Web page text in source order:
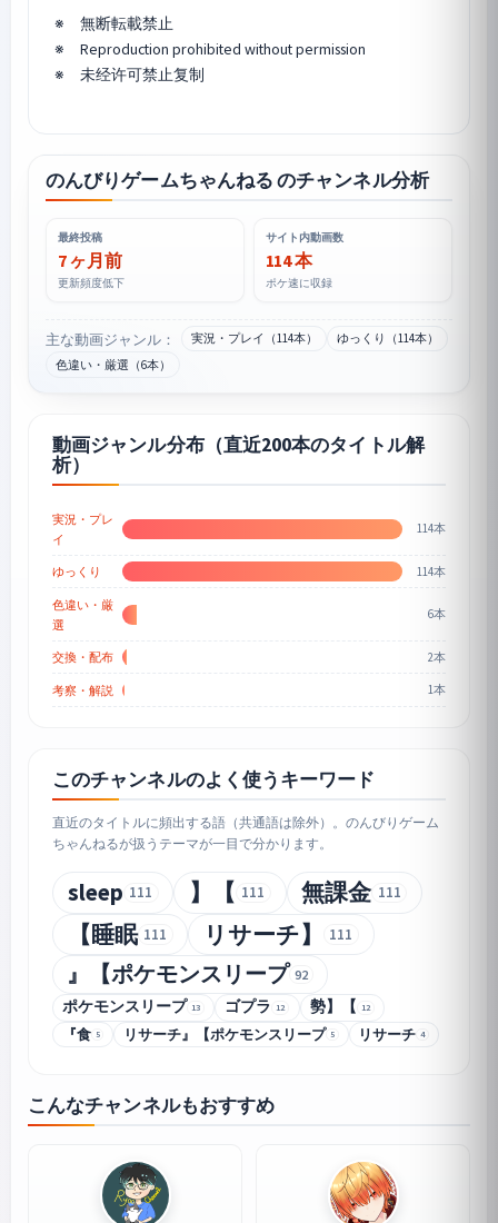
※ 無断転載禁止
※ Reproduction prohibited without permission
※ 未经许可禁止复制
のんびりゲームちゃんねる のチャンネル分析
最終投稿
7 ヶ月前
更新頻度低下
サイト内動画数
114 本
ポケ速に収録
主な動画ジャンル： 実況・プレイ（114本）
ゆっくり（114本）
色違い・厳選（6本）
動画ジャンル分布（直近200本のタイトル解
析）
実況・プレ
イ
114本
ゆっくり 114本
色違い・厳
選
6本
交換・配布 2本
考察・解説 1本
このチャンネルのよく使うキーワード
直近のタイトルに頻出する語（共通語は除外）。のんびりゲーム
ちゃんねるが扱うテーマが一目で分かります。
sleep 111 】【 111 無課金 111
【睡眠 111 リサーチ】 111
』【ポケモンスリープ 92
ポケモンスリープ 13 ゴプラ 12 勢】【 12
『食 5 リサーチ』【ポケモンスリープ 5 リサーチ 4
こんなチャンネルもおすすめ